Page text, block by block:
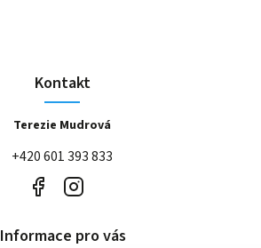
Kontakt
Terezie Mudrová
+420 601 393 833
Informace pro vás